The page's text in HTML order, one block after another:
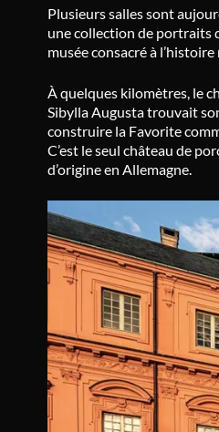
Plusieurs salles sont
une collection de portraits
musée consacré à
À quelques kilomètres, le
Sibylla Augusta trouvait
construire la Favorite
C’est le seul château de
d’origine en Allemagne.